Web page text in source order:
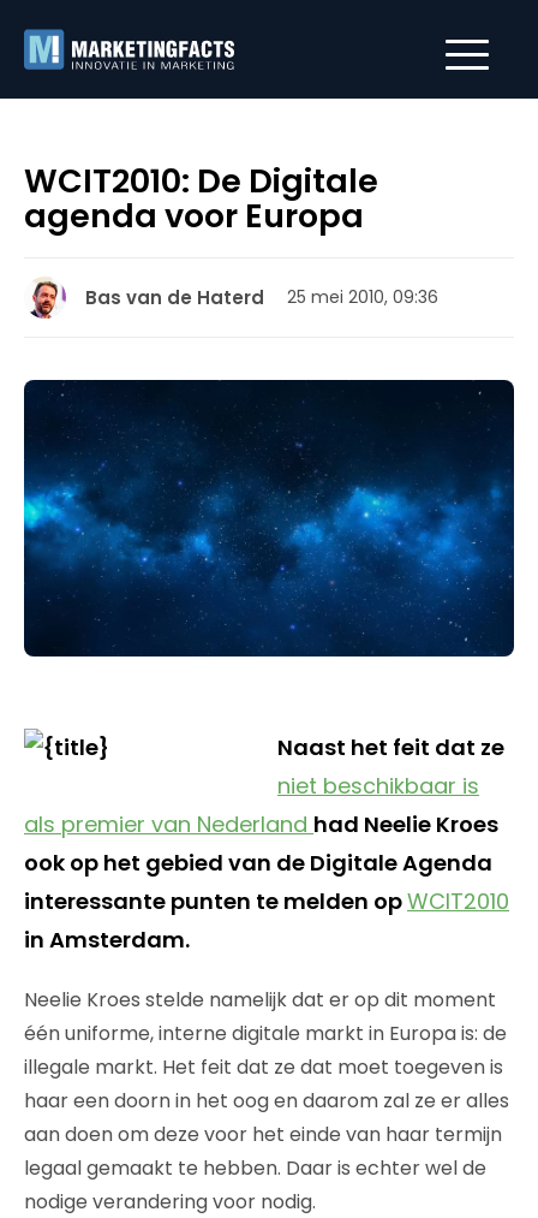
WCIT2010: De Digitale
agenda voor Europa
Bas van de Haterd 25 mei 2010, 09:36
Naast het feit dat ze
niet beschikbaar is
als premier van Nederland had Neelie Kroes
ook op het gebied van de Digitale Agenda
interessante punten te melden opWCIT2010
in Amsterdam.
Neelie Kroes stelde namelijk dat er op dit moment
één uniforme, interne digitale markt in Europa is: de
illegale markt. Het feit dat ze dat moet toegeven is
haar een doorn in het oog en daarom zal ze er alles
aan doen om deze voor het einde van haar termijn
legaal gemaakt te hebben. Daar is echter wel de
nodige verandering voor nodig.